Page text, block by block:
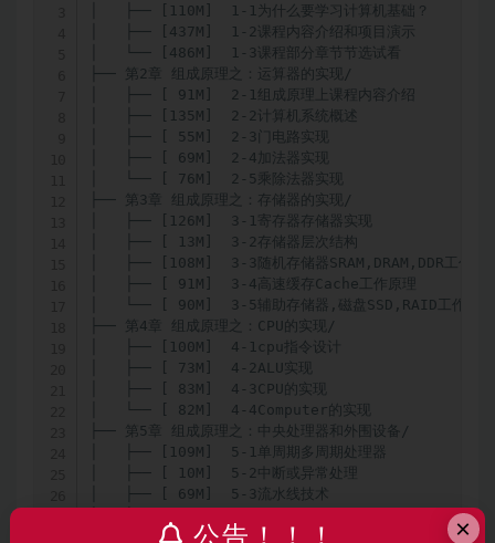
│   ├── [110M]  1-1为什么要学习计算机基础？
│   ├── [437M]  1-2课程内容介绍和项目演示
│   └── [486M]  1-3课程部分章节节选试看
├── 第2章 组成原理之：运算器的实现/
│   ├── [ 91M]  2-1组成原理上课程内容介绍
│   ├── [135M]  2-2计算机系统概述
│   ├── [ 55M]  2-3门电路实现
│   ├── [ 69M]  2-4加法器实现
│   └── [ 76M]  2-5乘除法器实现
├── 第3章 组成原理之：存储器的实现/
│   ├── [126M]  3-1寄存器存储器实现
│   ├── [ 13M]  3-2存储器层次结构
│   ├── [108M]  3-3随机存储器SRAM,DRAM,DDR工作原
│   ├── [ 91M]  3-4高速缓存Cache工作原理
│   └── [ 90M]  3-5辅助存储器,磁盘SSD,RAID工作原理
├── 第4章 组成原理之：CPU的实现/
│   ├── [100M]  4-1cpu指令设计
│   ├── [ 73M]  4-2ALU实现
│   ├── [ 83M]  4-3CPU的实现
│   └── [ 82M]  4-4Computer的实现
├── 第5章 组成原理之：中央处理器和外围设备/
│   ├── [109M]  5-1单周期多周期处理器
│   ├── [ 10M]  5-2中断或异常处理
│   ├── [ 69M]  5-3流水线技术
│   ├── [ 49M]  5-5并行计算机技术
×
公告！！！